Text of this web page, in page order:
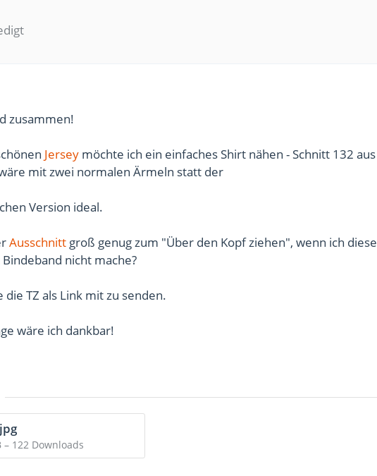
zusammen!
Jersey möchte ich ein einfaches Shirt nähen - Schnitt 132 aus
mit zwei normalen Ärmeln statt der
Version ideal.
Ausschnitt groß genug zum "Über den Kopf ziehen", wenn ich diese
nicht mache?
die TZ als Link mit zu senden.
wäre ich dankbar!
– 122 Downloads